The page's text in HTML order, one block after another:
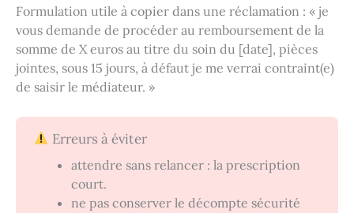
Formulation utile à copier dans une réclamation : « je
vous demande de procéder au remboursement de la
somme de X euros au titre du soin du [date], pièces
jointes, sous 15 jours, à défaut je me verrai contraint(e)
de saisir le médiateur. »
Erreurs à éviter
attendre sans relancer : la prescription
court.
ne pas conserver le décompte sécurité